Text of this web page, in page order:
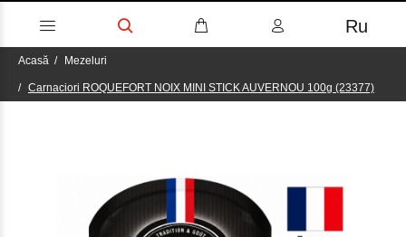
Ru
Acasă Mezeluri
Carnaciori ROQUEFORT NOIX MINI STICK AUVERNOU 100g (23377)